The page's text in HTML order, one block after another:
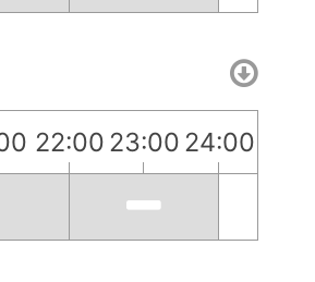
22:00 23:00 24:00